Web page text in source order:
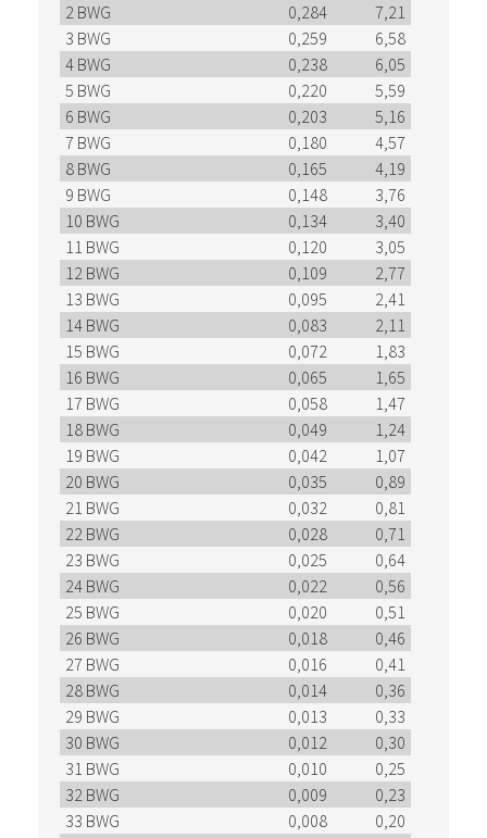
2 BWG
0,284
7,21
3 BWG
0,259
6,58
4 BWG
0,238
6,05
5 BWG
0,220
5,59
6 BWG
0,203
5,16
7 BWG
0,180
4,57
8 BWG
0,165
4,19
9 BWG
0,148
3,76
10 BWG
0,134
3,40
11 BWG
0,120
3,05
12 BWG
0,109
2,77
13 BWG
0,095
2,41
14 BWG
0,083
2,11
15 BWG
0,072
1,83
16 BWG
0,065
1,65
17 BWG
0,058
1,47
18 BWG
0,049
1,24
19 BWG
0,042
1,07
20 BWG
0,035
0,89
21 BWG
0,032
0,81
22 BWG
0,028
0,71
23 BWG
0,025
0,64
24 BWG
0,022
0,56
25 BWG
0,020
0,51
26 BWG
0,018
0,46
27 BWG
0,016
0,41
28 BWG
0,014
0,36
29 BWG
0,013
0,33
30 BWG
0,012
0,30
31 BWG
0,010
0,25
32 BWG
0,009
0,23
33 BWG
0,008
0,20